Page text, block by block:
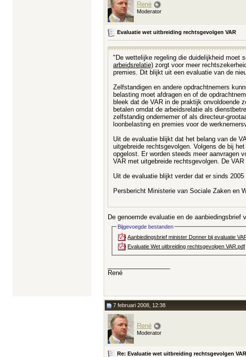
René
Moderator
Evaluatie wet uitbreiding rechtsgevolgen VAR
"De wettelijke regeling die duidelijkheid moet
arbeidsrelatie) zorgt voor meer
premies. Dit blijkt uit een evaluatie van de
Zelfstandigen en andere opdrachtnemers
belasting moet afdragen en of de
bleek dat de VAR in de praktijk onvoldoende
betalen omdat de arbeidsrelatie als
zelfstandig ondernemer of als directeur-
loonbelasting en premies voor de
Uit de evaluatie blijkt dat het belang van de
uitgebreide rechtsgevolgen. Volgens de bij
opgelost. Er worden steeds meer aanvragen
VAR met uitgebreide rechtsgevolgen. De
Uit de evaluatie blijkt verder dat er sinds
Persbericht Ministerie van Sociale Zaken en
De genoemde evaluatie en de aanbiedingsbrief
Bijgevoegde bestanden
Aanbiedingsbrief minister Donner bij evaluatie
Evaluatie Wet uitbreiding rechtsgevolgen VAR.pdf‎
René
7 februari 2008, 12:38
René
Moderator
Re: Evaluatie wet uitbreiding rechtsgevolgen VAR